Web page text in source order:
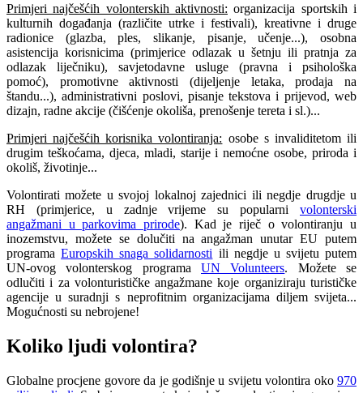
Primjeri najčešćih volonterskih aktivnosti: organizacija sportskih i
kulturnih događanja (različite utrke i festivali), kreativne i druge
radionice (glazba, ples, slikanje, pisanje, učenje...), osobna
asistencija korisnicima (primjerice odlazak u šetnju ili pratnja za
odlazak liječniku), savjetodavne usluge (pravna i psihološka
pomoć), promotivne aktivnosti (dijeljenje letaka, prodaja na
štandu...), administrativni poslovi, pisanje tekstova i prijevod, web
dizajn, radne akcije (čišćenje okoliša, prenošenje tereta i sl.)...
Primjeri najčešćih korisnika volontiranja: osobe s invaliditetom ili
drugim teškoćama, djeca, mladi, starije i nemoćne osobe, priroda i
okoliš, životinje...
Volontirati možete u svojoj lokalnoj zajednici ili negdje drugdje u
RH (primjerice, u zadnje vrijeme su popularni volonterski
angažmani u parkovima prirode). Kad je riječ o volontiranju u
inozemstvu, možete se dolučiti na angažman unutar EU putem
programaEuropskih snaga solidarnosti ili negdje u svijetu putem
UN-ovog volonterskog programa UN Volunteers. Možete se
odlučiti i za volonturističke angažmane koje organiziraju turističke
agencije u suradnji s neprofitnim organizacijama diljem svijeta...
Mogućnosti su nebrojene!
Koliko ljudi volontira?
Globalne procjene govore da je godišnje u svijetu volontira oko 970